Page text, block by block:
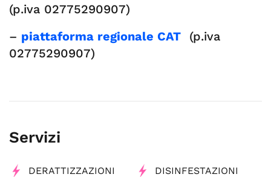
(p.iva 02775290907)
– piattaforma regionale CAT (p.iva
02775290907)
Servizi
DERATTIZZAZIONI DISINFESTAZIONI